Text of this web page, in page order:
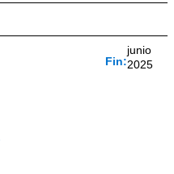
Fin:
junio
2025